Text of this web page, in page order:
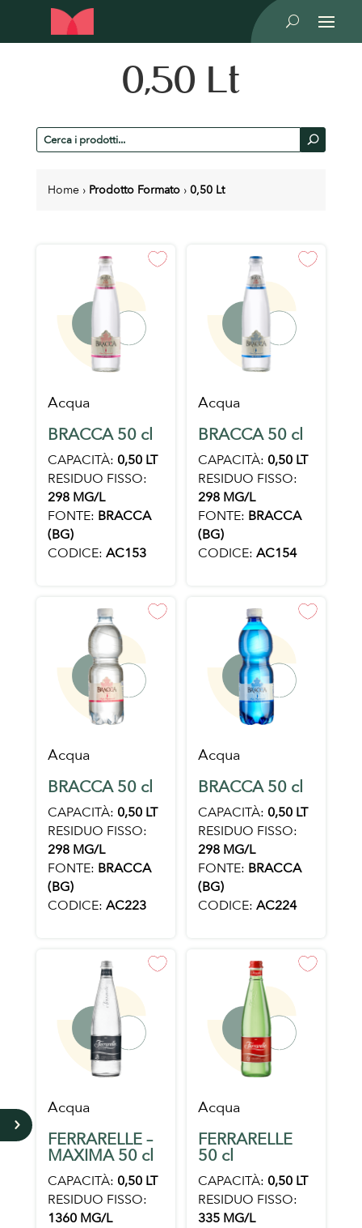
U
0,50 Lt
Cerca
prodotti
U
Home › Prodotto Formato › 0,50 Lt
5
Acqua
BRACCA 50 cl
CAPACITÀ: 0,50 LT
RESIDUO FISSO:
298 MG/L
FONTE: BRACCA
(BG)
CODICE: AC153
Acqua
BRACCA 50 cl
CAPACITÀ: 0,50 LT
RESIDUO FISSO:
298 MG/L
FONTE: BRACCA
(BG)
CODICE: AC154
Acqua
BRACCA 50 cl
CAPACITÀ: 0,50 LT
RESIDUO FISSO:
298 MG/L
FONTE: BRACCA
(BG)
CODICE: AC223
Acqua
BRACCA 50 cl
CAPACITÀ: 0,50 LT
RESIDUO FISSO:
298 MG/L
FONTE: BRACCA
(BG)
CODICE: AC224
Acqua
FERRARELLE –
MAXIMA 50 cl
CAPACITÀ: 0,50 LT
RESIDUO FISSO:
1360 MG/L
Acqua
FERRARELLE
50 cl
CAPACITÀ: 0,50 LT
RESIDUO FISSO:
335 MG/L